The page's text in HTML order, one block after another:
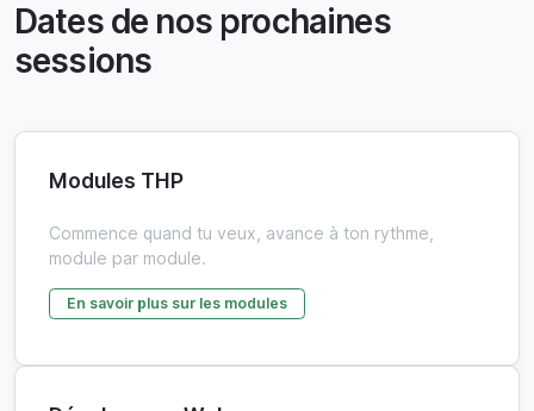
Dates de nos prochaines
sessions
Modules THP
Commence quand tu veux, avance à ton rythme,
module par module.
En savoir plus sur les modules